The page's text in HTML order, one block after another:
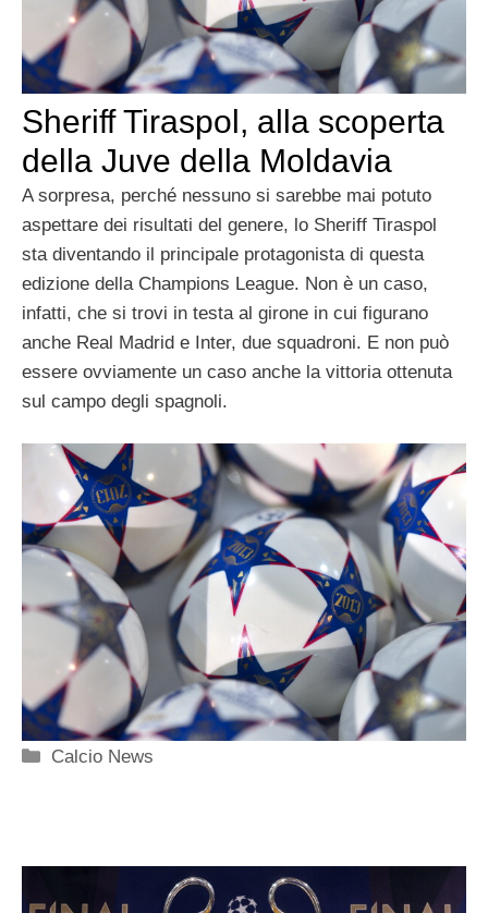
Sheriff Tiraspol, alla scoperta
della Juve della Moldavia
A sorpresa, perché nessuno si sarebbe mai potuto
aspettare dei risultati del genere, lo Sheriff Tiraspol
sta diventando il principale protagonista di questa
edizione della Champions League. Non è un caso,
infatti, che si trovi in testa al girone in cui figurano
anche Real Madrid e Inter, due squadroni. E non può
essere ovviamente un caso anche la vittoria ottenuta
sul campo degli spagnoli.
Categorie
Calcio News